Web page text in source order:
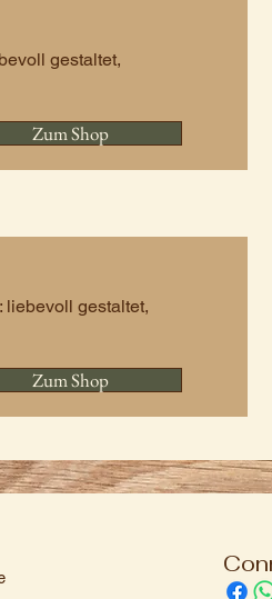
gestaltet,
Zum Shop
liebevoll gestaltet,
Zum Shop